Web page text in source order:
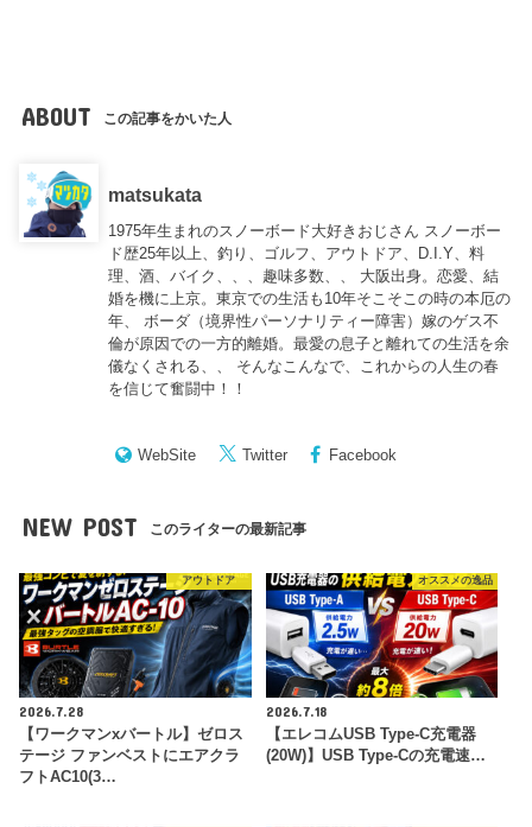
ABOUT この記事をかいた人
matsukata
1975年生まれのスノーボード大好きおじさん スノーボー
ド歴25年以上、釣り、ゴルフ、アウトドア、D.I.Y、料
理、酒、バイク、、、趣味多数、、 大阪出身。恋愛、結
婚を機に上京。東京での生活も10年そこそこの時の本厄の
年、 ボーダ（境界性パーソナリティー障害）嫁のゲス不
倫が原因での一方的離婚。最愛の息子と離れての生活を余
儀なくされる、、 そんなこんなで、これからの人生の春
を信じて奮闘中！！
WebSite Twitter Facebook
NEW POST このライターの最新記事
アウトドア
2026.7.28
【ワークマンxバートル】ゼロス
テージ ファンベストにエアクラ
フトAC10(3…
オススメの逸品
2026.7.18
【エレコムUSB Type-C充電器
(20W)】USB Type-Cの充電速…